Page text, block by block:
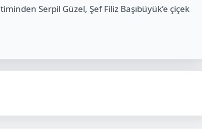
Serpil Güzel, Şef Filiz Başıbüyük’e çiçek